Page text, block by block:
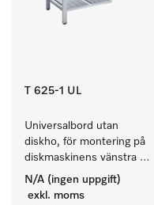
T 625-1 UL
Universalbord utan
diskho, för montering på
diskmaskinens vänstra
sida.
N/A (ingen uppgift)
exkl. moms